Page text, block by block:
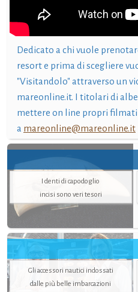
Dedicato a chi vuole
resort e prima di scegliere
"Visitandolo" attraverso un
mareonline.it. I titolari di
mettere on line propri filmati
a mareonline@mareonline.it
I denti di capodoglio
incisi sono veri tesori
Gli accessori nautici indossati
dalle più belle imbarcazioni